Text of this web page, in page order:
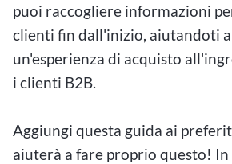
puoi raccogliere informazioni
clienti fin dall'inizio, aiutandoti
un'esperienza di acquisto
i clienti B2B.
Aggiungi questa guida ai
aiuterà a fare proprio questo!